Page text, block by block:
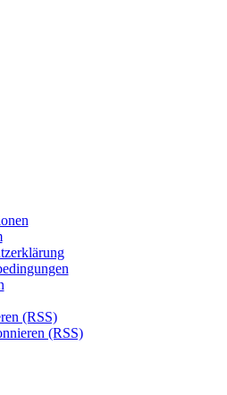
(RSS)
(RSS)